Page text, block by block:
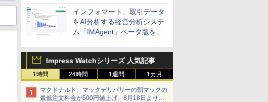
インフォマート、取引データ
をAI分析する経営分析システ
ム「IMAgent」ベータ版を提
Impress Watchシリーズ 人気記事
1時間 24時間 1週間 1カ月
マクドナルド、マックデリバリーの朝マックの
最低注文料金が500円値上げ。8月18日より